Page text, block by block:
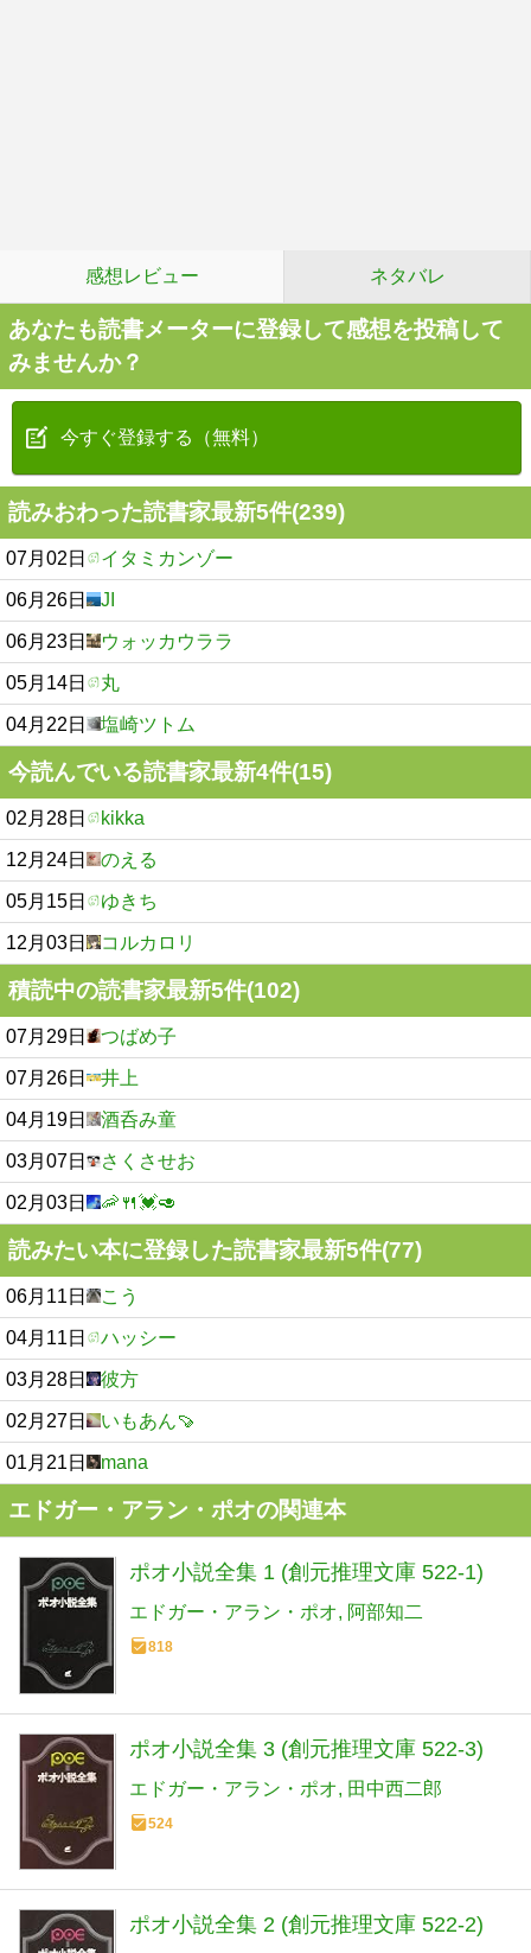
感想レビュー ネタバレ
あなたも読書メーターに登録して感想を投稿して
みませんか？
今すぐ登録する（無料）
読みおわった読書家最新5件(239)
07月02日 イタミカンゾー
06月26日 JI
06月23日 ウォッカウララ
05月14日 丸
04月22日 塩崎ツトム
今読んでいる読書家最新4件(15)
02月28日 kikka
12月24日 のえる
05月15日 ゆきち
12月03日 コルカロリ
積読中の読書家最新5件(102)
07月29日 つばめ子
07月26日 井上
04月19日 酒呑み童
03月07日 さくさせお
02月03日 🦐🍴💓🥑
読みたい本に登録した読書家最新5件(77)
06月11日 こう
04月11日 ハッシー
03月28日 彼方
02月27日 いもあん🍠
01月21日 mana
エドガー・アラン・ポオの関連本
ポオ小説全集 1 (創元推理文庫 522-1)
エドガー・アラン・ポオ 阿部知二
818
ポオ小説全集 3 (創元推理文庫 522-3)
エドガー・アラン・ポオ 田中西二郎
524
ポオ小説全集 2 (創元推理文庫 522-2)